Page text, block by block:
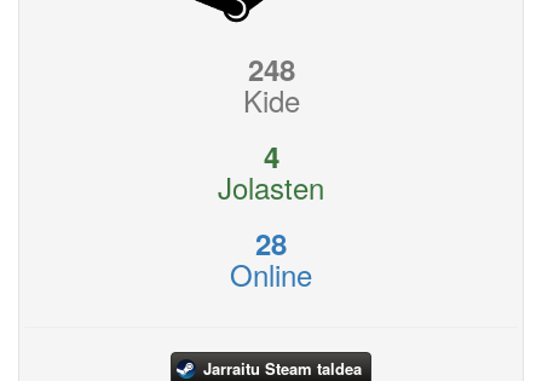
248
Kide
4
Jolasten
28
Online
Jarraitu Steam taldea